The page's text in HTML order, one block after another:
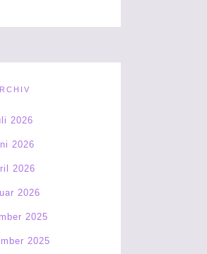
2026
2026
2026
2026
2025
2025